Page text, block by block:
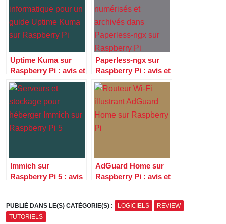
Uptime Kuma sur
Raspberry Pi : avis et
guide pour surveiller
vos services à la
maison
Paperless-ngx sur
Raspberry Pi : avis et
guide pour gérer vos
documents à la
maison
Immich sur
Raspberry Pi 5 : avis
Photos à la maison
AdGuard Home sur
Raspberry Pi : avis et
PUBLIÉ DANS LE(S) CATÉGORIE(S) : LOGICIELS
REVIEW
TUTORIELS